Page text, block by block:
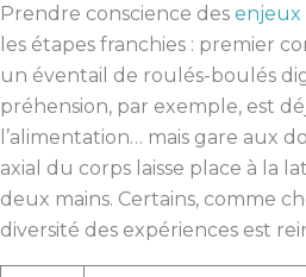
Prendre conscience des enjeux
les étapes franchies : premier
un éventail de roulés-boulés
préhension, par exemple, est
l’alimentation… mais gare aux
axial du corps laisse place à la
deux mains. Certains, comme
diversité des expériences est